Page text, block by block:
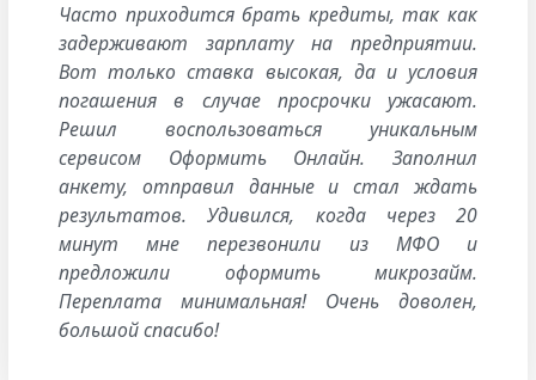
Часто приходится брать кредиты, так как
задерживают зарплату на предприятии.
Вот только ставка высокая, да и условия
погашения в случае просрочки ужасают.
Решил воспользоваться уникальным
сервисом Оформить Онлайн. Заполнил
анкету, отправил данные и стал ждать
результатов. Удивился, когда через 20
минут мне перезвонили из МФО и
предложили оформить микрозайм.
Переплата минимальная! Очень доволен,
большой спасибо!